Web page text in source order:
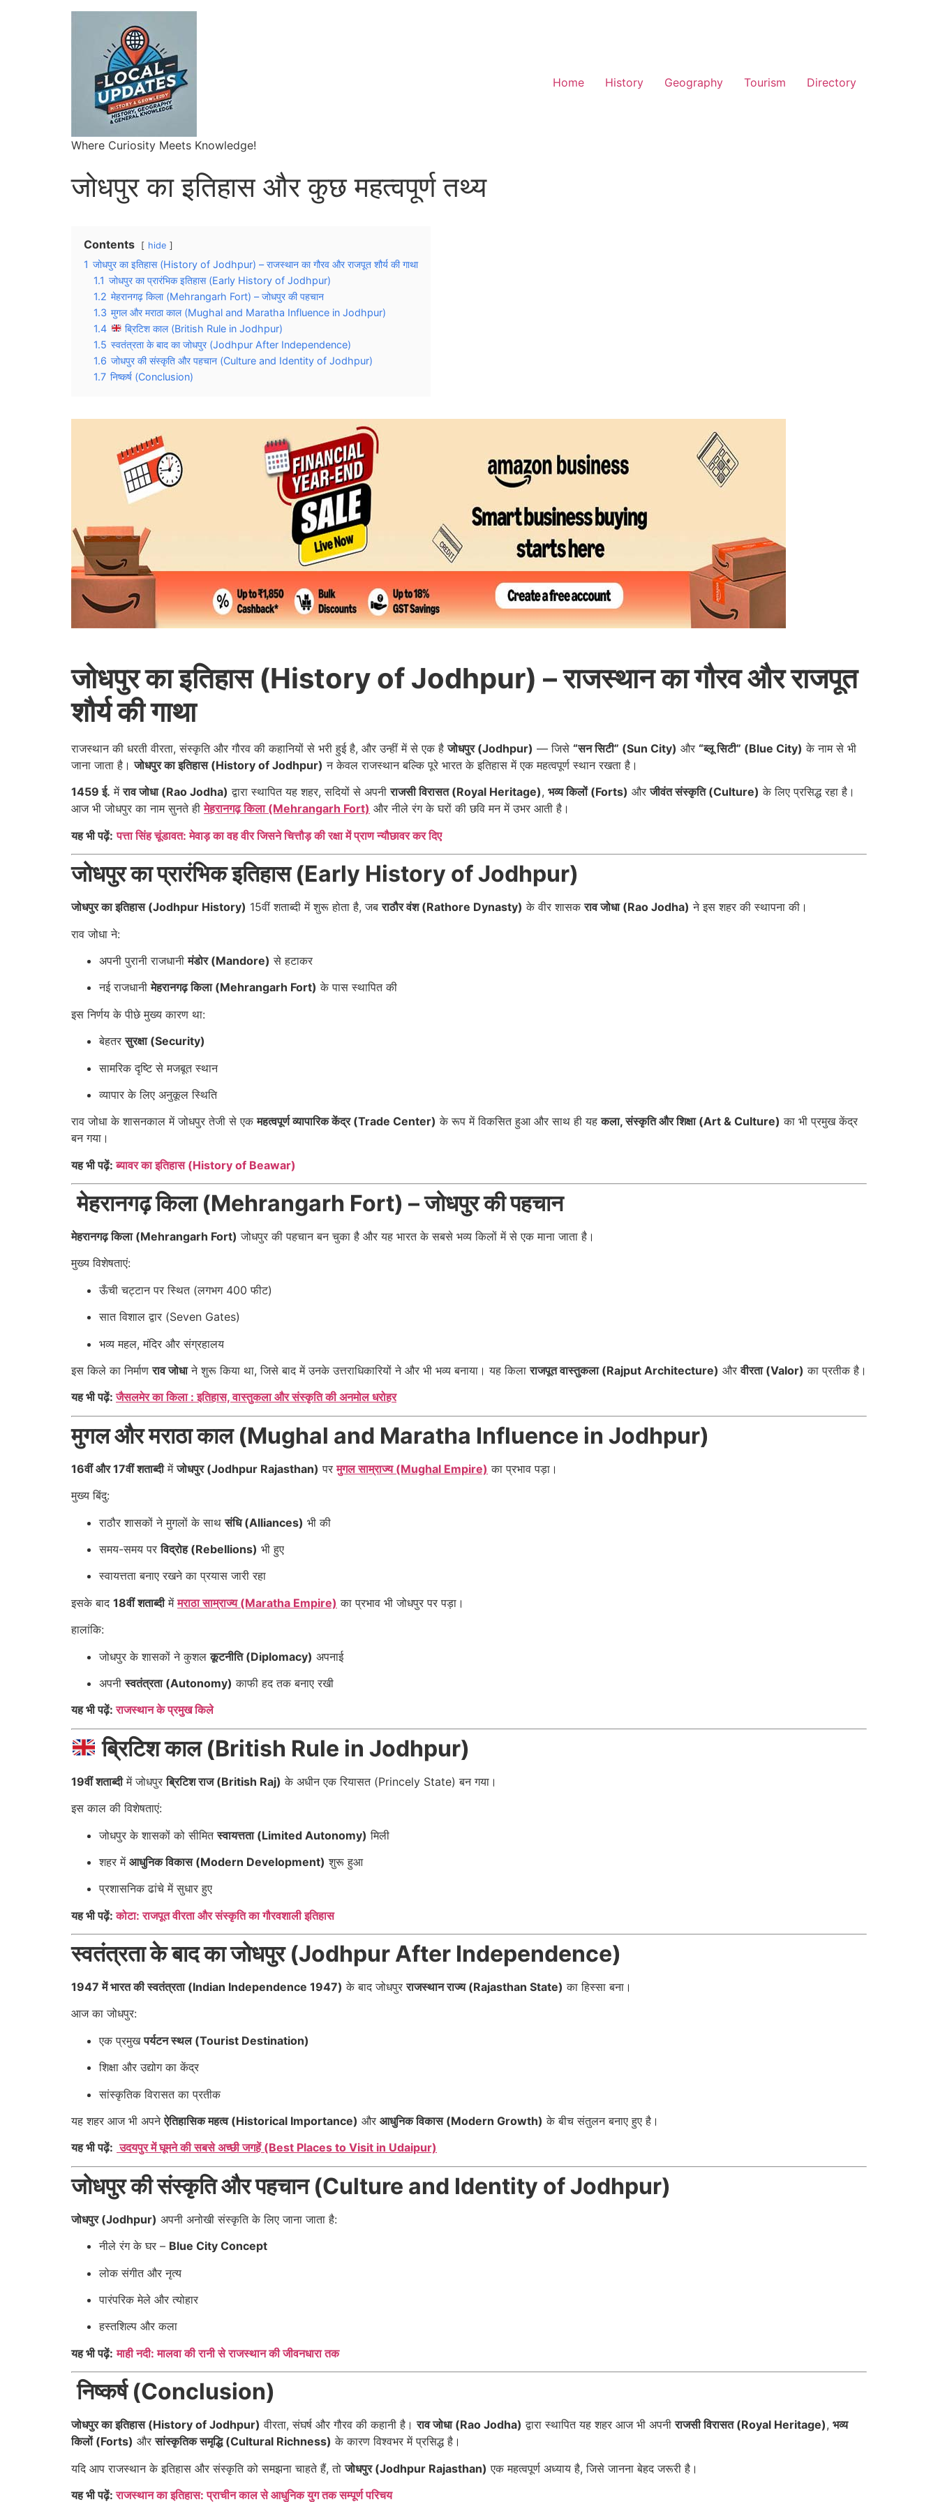
Where Curiosity Meets Knowledge!
Home History Geography Tourism Directory
जोधपुर का इतिहास और कुछ महत्वपूर्ण तथ्य
Contents hide
1 जोधपुर का इतिहास (History of Jodhpur) – राजस्थान का गौरव और राजपूत शौर्य की गाथा
1.1 जोधपुर का प्रारंभिक इतिहास (Early History of Jodhpur)
1.2 मेहरानगढ़ किला (Mehrangarh Fort) – जोधपुर की पहचान
1.3 मुगल और मराठा काल (Mughal and Maratha Influence in Jodhpur)
1.4
ब्रिटिश काल (British Rule in Jodhpur)
1.5 स्वतंत्रता के बाद का जोधपुर (Jodhpur After Independence)
1.6 जोधपुर की संस्कृति और पहचान (Culture and Identity of Jodhpur)
1.7 निष्कर्ष (Conclusion)
जोधपुर का इतिहास (History of Jodhpur) – राजस्थान का गौरव और राजपूत
शौर्य की गाथा
राजस्थान की धरती वीरता, संस्कृति और गौरव की कहानियों से भरी हुई है, और उन्हीं में से एक हैजोधपुर (Jodhpur) — जिसे “सन सिटी” (Sun City) और “ब्लू सिटी” (Blue City) के नाम से भी
जाना जाता है।जोधपुर का इतिहास (History of Jodhpur) न केवल राजस्थान बल्कि पूरे भारत के इतिहास में एक महत्वपूर्ण स्थान रखता है।
1459 ई. मेंराव जोधा (Rao Jodha) द्वारा स्थापित यह शहर, सदियों से अपनीराजसी विरासत (Royal Heritage), भव्य किलों (Forts) औरजीवंत संस्कृति (Culture) के लिए प्रसिद्ध रहा है।
आज भी जोधपुर का नाम सुनते हीमेहरानगढ़ किला (Mehrangarh Fort) और नीले रंग के घरों की छवि मन में उभर आती है।
यह भी पढ़ें: पत्ता सिंह चूंडावत: मेवाड़ का वह वीर जिसने चित्तौड़ की रक्षा में प्राण न्यौछावर कर दिए
जोधपुर का प्रारंभिक इतिहास (Early History of Jodhpur)
जोधपुर का इतिहास (Jodhpur History) 15वीं शताब्दी में शुरू होता है, जबराठौर वंश (Rathore Dynasty) के वीर शासकराव जोधा (Rao Jodha) ने इस शहर की स्थापना की।
राव जोधा ने:
अपनी पुरानी राजधानीमंडोर (Mandore) से हटाकर
नई राजधानीमेहरानगढ़ किला (Mehrangarh Fort) के पास स्थापित की
इस निर्णय के पीछे मुख्य कारण था:
बेहतरसुरक्षा (Security)
सामरिक दृष्टि से मजबूत स्थान
व्यापार के लिए अनुकूल स्थिति
राव जोधा के शासनकाल में जोधपुर तेजी से एकमहत्वपूर्ण व्यापारिक केंद्र (Trade Center) के रूप में विकसित हुआ और साथ ही यहकला, संस्कृति और शिक्षा (Art & Culture) का भी प्रमुख केंद्र
बन गया।
यह भी पढ़ें:ब्यावर का इतिहास (History of Beawar)
मेहरानगढ़ किला (Mehrangarh Fort) – जोधपुर की पहचान
मेहरानगढ़ किला (Mehrangarh Fort) जोधपुर की पहचान बन चुका है और यह भारत के सबसे भव्य किलों में से एक माना जाता है।
मुख्य विशेषताएं:
ऊँची चट्टान पर स्थित (लगभग 400 फीट)
सात विशाल द्वार (Seven Gates)
भव्य महल, मंदिर और संग्रहालय
इस किले का निर्माणराव जोधाने शुरू किया था, जिसे बाद में उनके उत्तराधिकारियों ने और भी भव्य बनाया। यह किलाराजपूत वास्तुकला (Rajput Architecture) औरवीरता (Valor) का प्रतीक है।
यह भी पढ़ें:जैसलमेर का किला : इतिहास, वास्तुकला और संस्कृति की अनमोल धरोहर
मुगल और मराठा काल (Mughal and Maratha Influence in Jodhpur)
16वीं और 17वीं शताब्दीमेंजोधपुर (Jodhpur Rajasthan) परमुगल साम्राज्य (Mughal Empire) का प्रभाव पड़ा।
मुख्य बिंदु:
राठौर शासकों ने मुगलों के साथसंधि (Alliances) भी की
समय-समय परविद्रोह (Rebellions) भी हुए
स्वायत्तता बनाए रखने का प्रयास जारी रहा
इसके बाद 18वीं शताब्दीमेंमराठा साम्राज्य (Maratha Empire) का प्रभाव भी जोधपुर पर पड़ा।
हालांकि:
जोधपुर के शासकों ने कुशलकूटनीति (Diplomacy) अपनाई
अपनीस्वतंत्रता (Autonomy) काफी हद तक बनाए रखी
यह भी पढ़ें:राजस्थान के प्रमुख किले
ब्रिटिश काल (British Rule in Jodhpur)
19वीं शताब्दीमें जोधपुरब्रिटिश राज (British Raj) के अधीन एक रियासत (Princely State) बन गया।
इस काल की विशेषताएं:
जोधपुर के शासकों को सीमितस्वायत्तता (Limited Autonomy) मिली
शहर में आधुनिक विकास (Modern Development) शुरू हुआ
प्रशासनिक ढांचे में सुधार हुए
यह भी पढ़ें:कोटा: राजपूत वीरता और संस्कृति का गौरवशाली इतिहास
स्वतंत्रता के बाद का जोधपुर (Jodhpur After Independence)
1947 में भारत की स्वतंत्रता (Indian Independence 1947) के बाद जोधपुरराजस्थान राज्य (Rajasthan State) का हिस्सा बना।
आज का जोधपुर:
एक प्रमुखपर्यटन स्थल (Tourist Destination)
शिक्षा और उद्योग का केंद्र
सांस्कृतिक विरासत का प्रतीक
यह शहर आज भी अपनेऐतिहासिक महत्व (Historical Importance) और आधुनिक विकास (Modern Growth) के बीच संतुलन बनाए हुए है।
यह भी पढ़ें: उदयपुर में घूमने की सबसे अच्छी जगहें (Best Places to Visit in Udaipur)
जोधपुर की संस्कृति और पहचान (Culture and Identity of Jodhpur)
जोधपुर (Jodhpur) अपनी अनोखी संस्कृति के लिए जाना जाता है:
नीले रंग के घर – Blue City Concept
लोक संगीत और नृत्य
पारंपरिक मेले और त्योहार
हस्तशिल्प और कला
यह भी पढ़ें: माही नदी: मालवा की रानी से राजस्थान की जीवनधारा तक
निष्कर्ष (Conclusion)
जोधपुर का इतिहास (History of Jodhpur) वीरता, संघर्ष और गौरव की कहानी है।राव जोधा (Rao Jodha) द्वारा स्थापित यह शहर आज भी अपनीराजसी विरासत (Royal Heritage), भव्य
किलों (Forts) औरसांस्कृतिक समृद्धि (Cultural Richness) के कारण विश्वभर में प्रसिद्ध है।
यदि आप राजस्थान के इतिहास और संस्कृति को समझना चाहते हैं, तोजोधपुर (Jodhpur Rajasthan) एक महत्वपूर्ण अध्याय है, जिसे जानना बेहद जरूरी है।
यह भी पढ़ें:राजस्थान का इतिहास: प्राचीन काल से आधुनिक युग तक सम्पूर्ण परिचय